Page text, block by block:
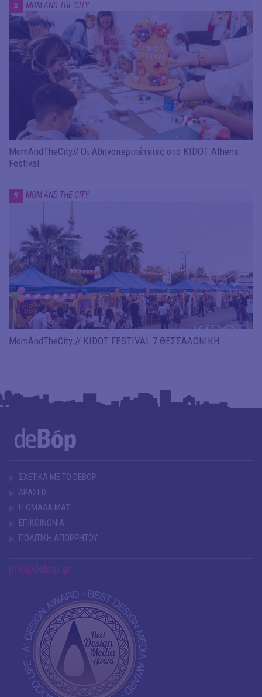
# MOM AND THE CITY
MomAndTheCity// Οι Αθηνοπεριπέτειες στο KIDOT Athens
Festival
# MOM AND THE CITY
MomAndTheCity // KIDOT FESTIVAL 7 ΘΕΣΣΑΛΟΝΙΚΗ
ΣΧΕΤΙΚΑ ΜΕ ΤΟ DEBOP
ΔΡΑΣΕΙΣ
Η ΟΜΑΔΑ ΜΑΣ
ΕΠΙΚΟΙΝΩΝΙΑ
ΠΟΛΙΤΙΚΗ ΑΠΟΡΡΗΤΟΥ
info@debop.gr